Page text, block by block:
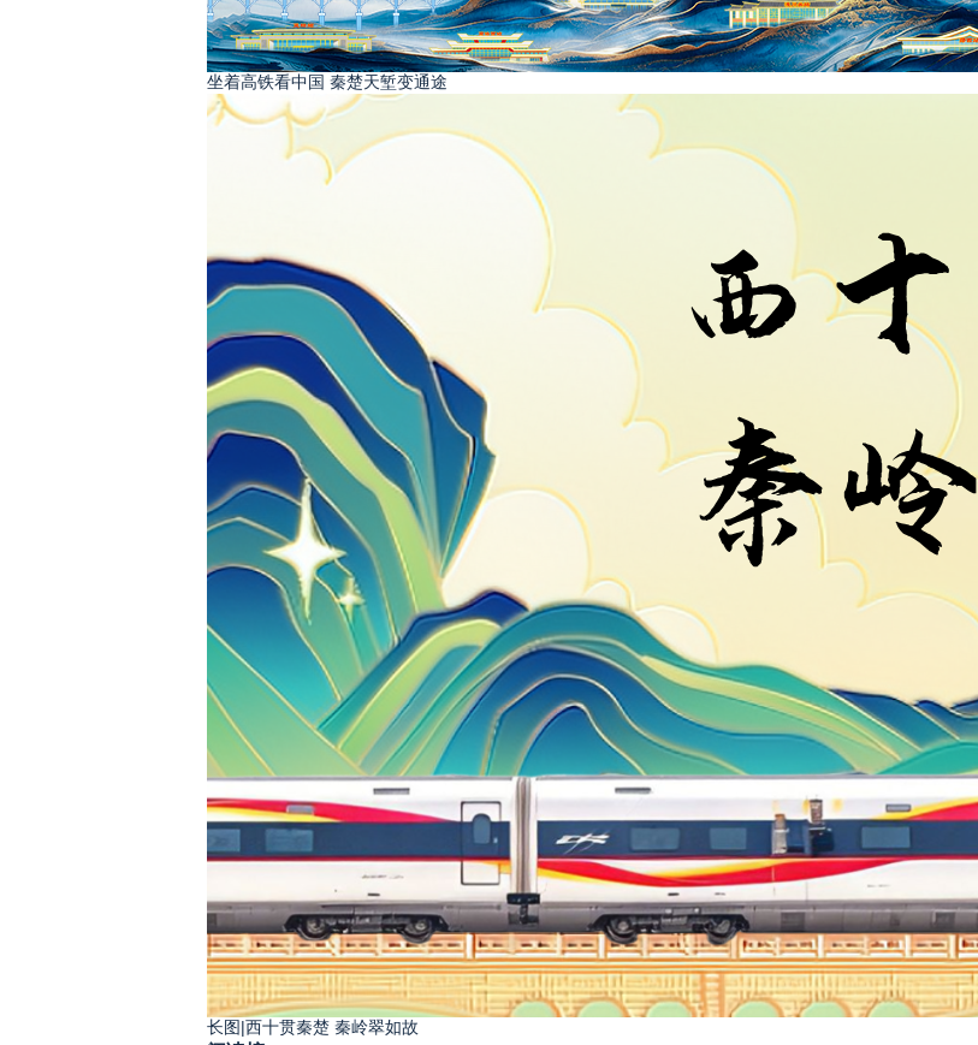
坐着高铁看中国 秦楚天堑变通途
长图|西十贯秦楚 秦岭翠如故